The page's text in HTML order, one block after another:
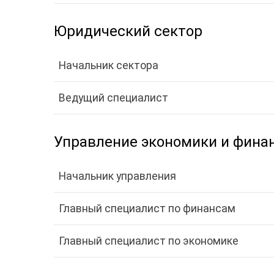
Юридический сектор
Начальник сектора
Ведущий специалист
Управление экономики и
Начальник управления
Главный специалист по финансам
Главный специалист по экономике